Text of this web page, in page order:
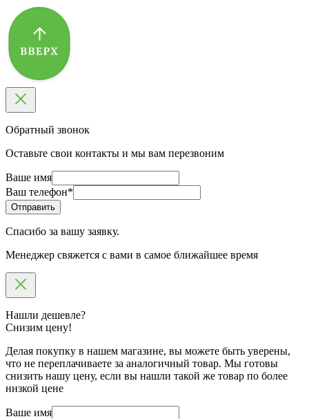
Обратный звонок
Оставьте свои контакты и мы вам перезвоним
Ваше имя
Ваш телефон*
Спасибо за вашу заявку.
Менеджер свяжется с вами в самое ближайшее время
Нашли дешевле?
Снизим цену!
Делая покупку в нашем магазине, вы можете быть уверены,
что не переплачиваете за аналогичный товар. Мы готовы
снизить нашу цену, если вы нашли такой же товар по более
низкой цене
Ваше имя